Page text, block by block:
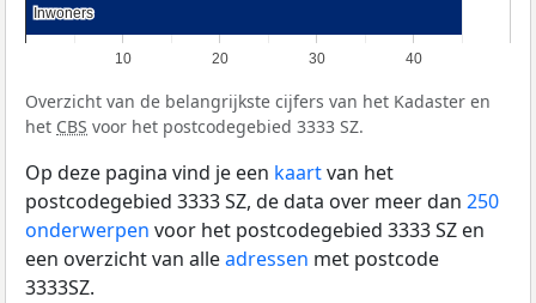
10 20 30 40
Inwoners
Inwoners
Overzicht van de belangrijkste cijfers van het Kadaster en
het CBS voor het postcodegebied 3333 SZ.
Op deze pagina vind je een kaartvan het
postcodegebied 3333 SZ, de data over meer dan 250
onderwerpen voor het postcodegebied 3333 SZ en
een overzicht van alleadressen met postcode
3333SZ.